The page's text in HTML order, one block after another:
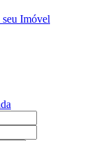
Imóvel